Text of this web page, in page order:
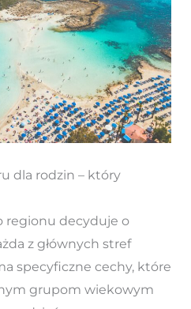
dla rodzin – który
regionu decyduje o
z głównych stref
specyficzne cechy, które
grupom wiekowym